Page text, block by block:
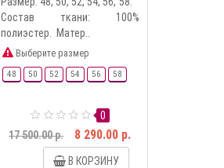
Состав ткани: 100%
полиэстер. Матер..
Выберите размер
48 50 52 54 56 58
0
17 500.00 р.
8 290.00 р.
В КОРЗИНУ